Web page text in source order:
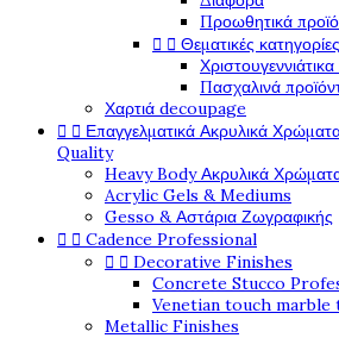
Προωθητικά
  Θεματικές κατηγορίες
Πασχαλινά
Χαρτιά decoupage
  Επαγγελματικά Ακρυλικά
Quality
Heavy Body Ακρυλικά
Acrylic Gels & Mediums
Gesso & Αστάρια Ζωγραφικής
  Cadence Professional
  Decorative Finishes
Concrete Stucco
Venetian touch marble
Metallic Finishes